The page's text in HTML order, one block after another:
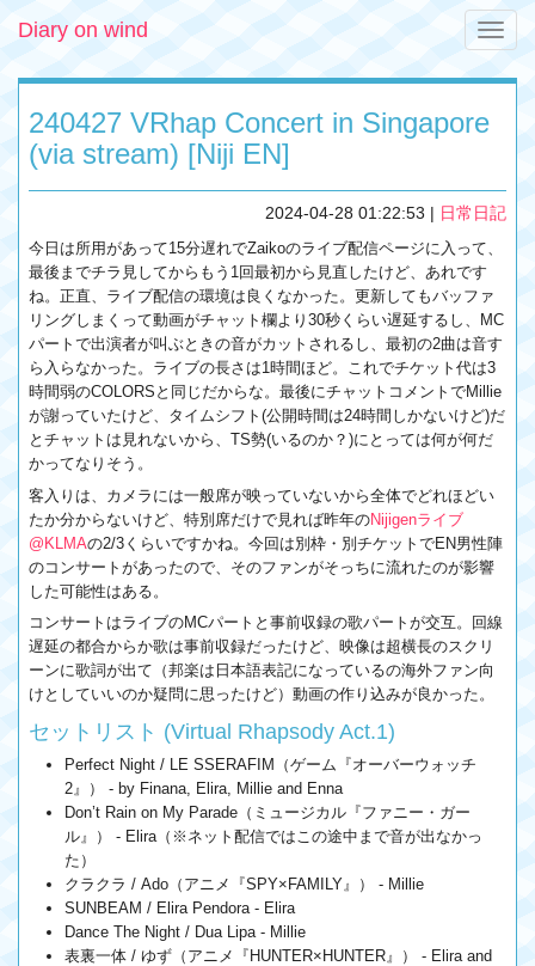
Toggle
Diary on wind
240427 VRhap Concert in Singapore
(via stream) [Niji EN]
2024-04-28 01:22:53 | 日常日記
今日は所用があって15分遅れでZaikoのライブ配信ページに入って、
最後までチラ見してからもう1回最初から見直したけど、あれです
ね。正直、ライブ配信の環境は良くなかった。更新してもバッファ
リングしまくって動画がチャット欄より30秒くらい遅延するし、MC
パートで出演者が叫ぶときの音がカットされるし、最初の2曲は音す
ら入らなかった。ライブの長さは1時間ほど。これでチケット代は3
時間弱のCOLORSと同じだからな。最後にチャットコメントでMillie
が謝っていたけど、タイムシフト(公開時間は24時間しかないけど)だ
とチャットは見れないから、TS勢(いるのか？)にとっては何が何だ
かってなりそう。
客入りは、カメラには一般席が映っていないから全体でどれほどい
たか分からないけど、特別席だけで見れば昨年のNijigenライブ
@KLMAの2/3くらいですかね。今回は別枠・別チケットでEN男性陣
のコンサートがあったので、そのファンがそっちに流れたのが影響
した可能性はある。
コンサートはライブのMCパートと事前収録の歌パートが交互。回線
遅延の都合からか歌は事前収録だったけど、映像は超横長のスクリ
ーンに歌詞が出て（邦楽は日本語表記になっているの海外ファン向
けとしていいのか疑問に思ったけど）動画の作り込みが良かった。
セットリスト (Virtual Rhapsody Act.1)
Perfect Night / LE SSERAFIM（ゲーム『オーバーウォッチ
2』） - by Finana, Elira, Millie and Enna
Don’t Rain on My Parade（ミュージカル『ファニー・ガー
ル』） - Elira（※ネット配信ではこの途中まで音が出なかっ
た）
クラクラ / Ado（アニメ『SPY×FAMILY』） - Millie
SUNBEAM / Elira Pendora - Elira
Dance The Night / Dua Lipa - Millie
表裏一体 / ゆず（アニメ『HUNTER×HUNTER』） - Elira and